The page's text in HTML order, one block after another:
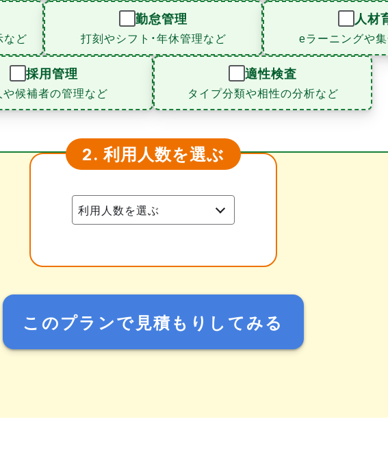
など
勤怠管理
打刻やシフト・年休管理など
人材
eラーニングや
採用管理
候補者の管理など
適性検査
タイプ分類や相性の分析など
2. 利用人数を選ぶ
このプランで見積もりしてみる